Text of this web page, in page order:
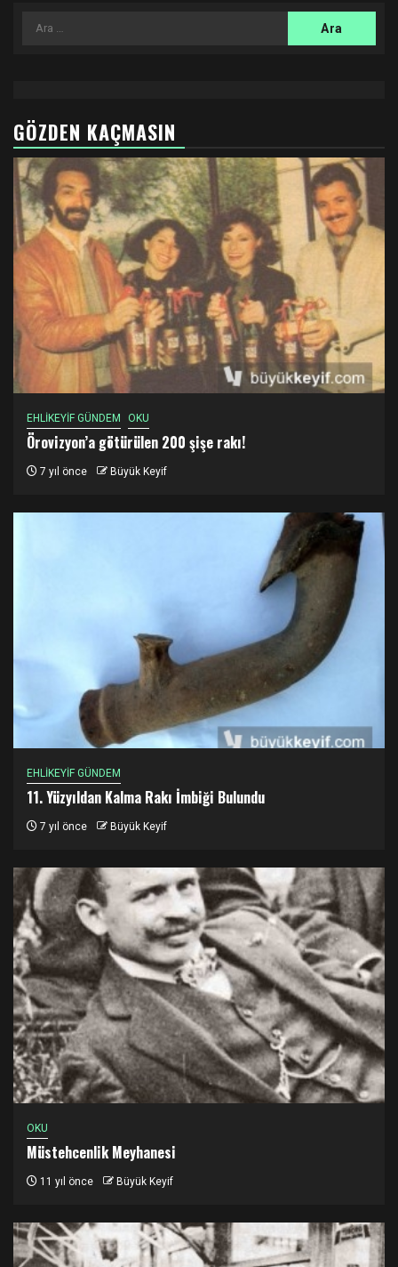
Arama:
GÖZDEN KAÇMASIN
EHLİKEYİF GÜNDEM OKU
Örovizyon’a götürülen 200 şişe rakı!
7 yıl önce Büyük Keyif
EHLİKEYİF GÜNDEM
11. Yüzyıldan Kalma Rakı İmbiği Bulundu
7 yıl önce Büyük Keyif
OKU
Müstehcenlik Meyhanesi
11 yıl önce Büyük Keyif